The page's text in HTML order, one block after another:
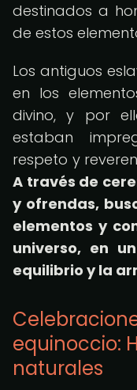
destinados a
de estos
Los antiguos
en los
divino, y por
estaban
respeto y
A través de
y ofrendas,
elementos y
universo, en
equilibrio y la
equinoccio:
naturales